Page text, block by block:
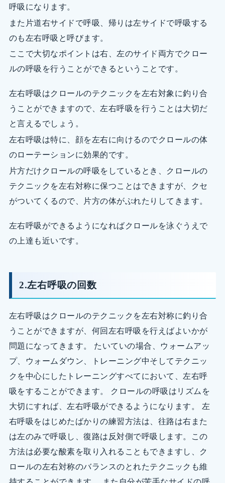
呼吸になります。
また片道右サイドで呼吸、帰りは左サイドで呼吸する
のも左右呼吸と呼びます。
ここで大切なポイントは右、左のサイド両方でクロー
ルの呼吸を行うことができるということです。
左右呼吸はクロールのテクニックを左右対象に釣り合
うことができますので、左右呼吸を行うことは大切だ
と言えるでしょう。
左右呼吸は特に、顔を左右に向けるのでクロールの体
のローテーションに効果的です。
片方だけクロールの呼吸をしているとき、クロールの
テクニックを左右対称に保つことはできますが、クセ
がついてくるので、片方の体がぶれたりしてきます。
左右呼吸ができるようになればクロールを泳ぐうえで
の上達も近いです。
2.左右呼吸の回数
左右呼吸はクロールのテクニックを左右対称に釣り合
うことができますが、何回左右呼吸を行えばよいかが
問題になってきます。 たいていの場合、ウォームアッ
プ、ウォームダウン、トレーニング中そしてテクニッ
クを中心にしたトレーニングすべてにおいて、左右呼
吸をすることができます。 クロールの呼吸はリズムを
大切にすれば、左右呼吸ができるようになります。 左
右呼吸をはじめたばかりの練習方法は、往路は右また
は左のみで呼吸し、復路は反対側で呼吸します。この
方法は必要な酸素を取り入れることもできますし、ク
ロールの左右対称のバランスのとれたテクニックも維